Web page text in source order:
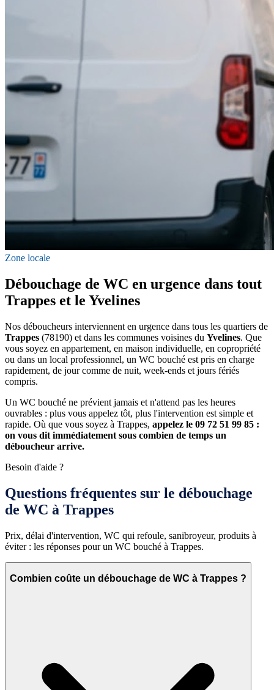
Zone locale
Débouchage de WC en urgence dans tout
Trappes et le Yvelines
Nos déboucheurs interviennent en urgence dans tous les quartiers de
Trappes (78190) et dans les communes voisines du Yvelines. Que
vous soyez en appartement, en maison individuelle, en copropriété
ou dans un local professionnel, un WC bouché est pris en charge
rapidement, de jour comme de nuit, week-ends et jours fériés
compris.
Un WC bouché ne prévient jamais et n'attend pas les heures
ouvrables : plus vous appelez tôt, plus l'intervention est simple et
rapide. Où que vous soyez à Trappes, appelez le 09 72 51 99 85 :
on vous dit immédiatement sous combien de temps un
déboucheur arrive.
Besoin d'aide ?
Questions fréquentes sur le débouchage
de WC à Trappes
Prix, délai d'intervention, WC qui refoule, sanibroyeur, produits à
éviter : les réponses pour un WC bouché à Trappes.
Combien coûte un débouchage de WC à Trappes ?